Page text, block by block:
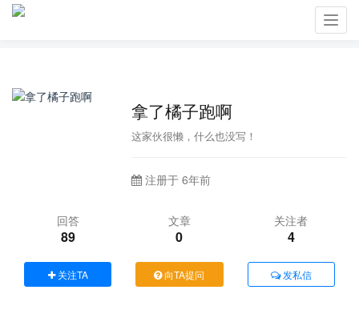
拿了橘子跑啊
这家伙很懒，什么也没写！
注册于 6年前
回答
89
文章
0
关注者
4
关注TA 向TA提问 发私信